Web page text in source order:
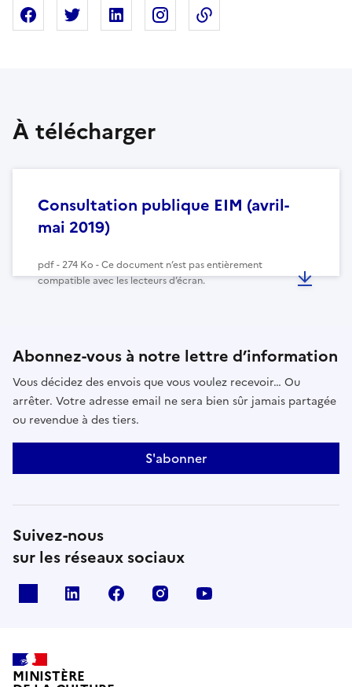
Partager sur Facebook
Partager sur XPartager sur Linkedin
Partager sur Instagram
À télécharger
Consultation publique EIM (avril-
mai 2019)
pdf - 274 Ko - Ce document n’est pas entièrement
compatible avec les lecteurs d’écran.
Abonnez-vous à notre lettre d’information
Vous décidez des envois que vous voulez recevoir… Ou
arrêter. Votre adresse email ne sera bien sûr jamais partagée
ou revendue à des tiers.
S'abonner
Suivez-nous
sur les réseaux sociaux
linkedin facebook instagram
MINISTÈRE